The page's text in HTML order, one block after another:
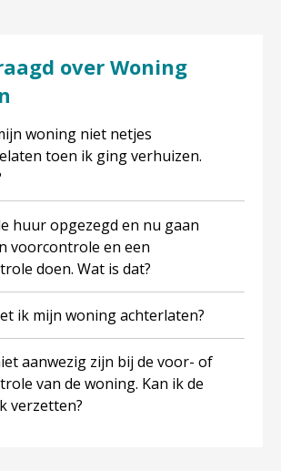
toen ik ging verhuizen.
voorcontrole en een
doen. Wat is dat?
ik mijn woning achterlaten?
van de woning. Kan ik de
verzetten?